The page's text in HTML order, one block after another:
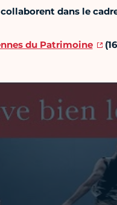
dans le
du Patrimoine